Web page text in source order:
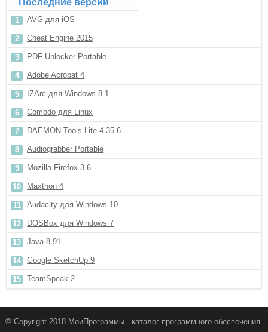
Последние версии
AVG для iOS
Cheat Engine 2015
PDF Unlocker Portable
Adobe Acrobat 4
IZArc для Windows 8.1
Comodo для Linux
DAEMON Tools Lite 4.35.6
Audiograbber Portable
Mozilla Firefox 3.6
Maxthon 4
Audacity для Windows 10
DOSBox для Windows 7
Java 8.91
Google SketchUp 9
TeamSpeak 2
© Copyright 2018 МоиПрограммы - каталог программного обеспечения.